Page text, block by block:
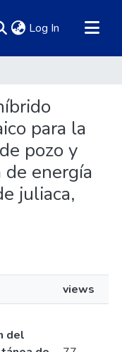
Log In (current)
para la
pozo y
energía
juliaca,
views
del